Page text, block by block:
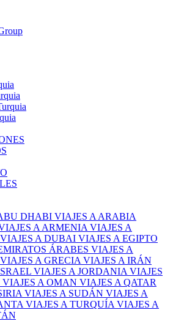
DHABI VIAJES A ARABIA
A ARMENIA VIAJES A
VIAJES A DUBAI VIAJES A EGIPTO
ÁRABES VIAJES A
VIAJES A GRECIA VIAJES A IRÁN
VIAJES A JORDANIA VIAJES
VIAJES A OMAN VIAJES A QATAR
VIAJES A SUDÁN VIAJES A
VIAJES A TURQUÍA VIAJES A